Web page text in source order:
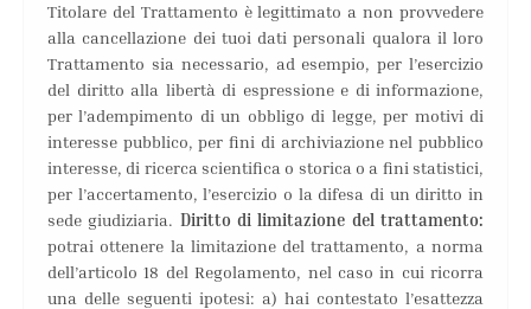
Titolare del Trattamento è legittimato a non provvedere
alla cancellazione dei tuoi dati personali qualora il loro
Trattamento sia necessario, ad esempio, per l’esercizio
del diritto alla libertà di espressione e di informazione,
per l’adempimento di un obbligo di legge, per motivi di
interesse pubblico, per fini di archiviazione nel pubblico
interesse, di ricerca scientifica o storica o a fini statistici,
per l’accertamento, l’esercizio o la difesa di un diritto in
sede giudiziaria. Diritto di limitazione del trattamento:
potrai ottenere la limitazione del trattamento, a norma
dell’articolo 18 del Regolamento, nel caso in cui ricorra
una delle seguenti ipotesi: a) hai contestato l’esattezza